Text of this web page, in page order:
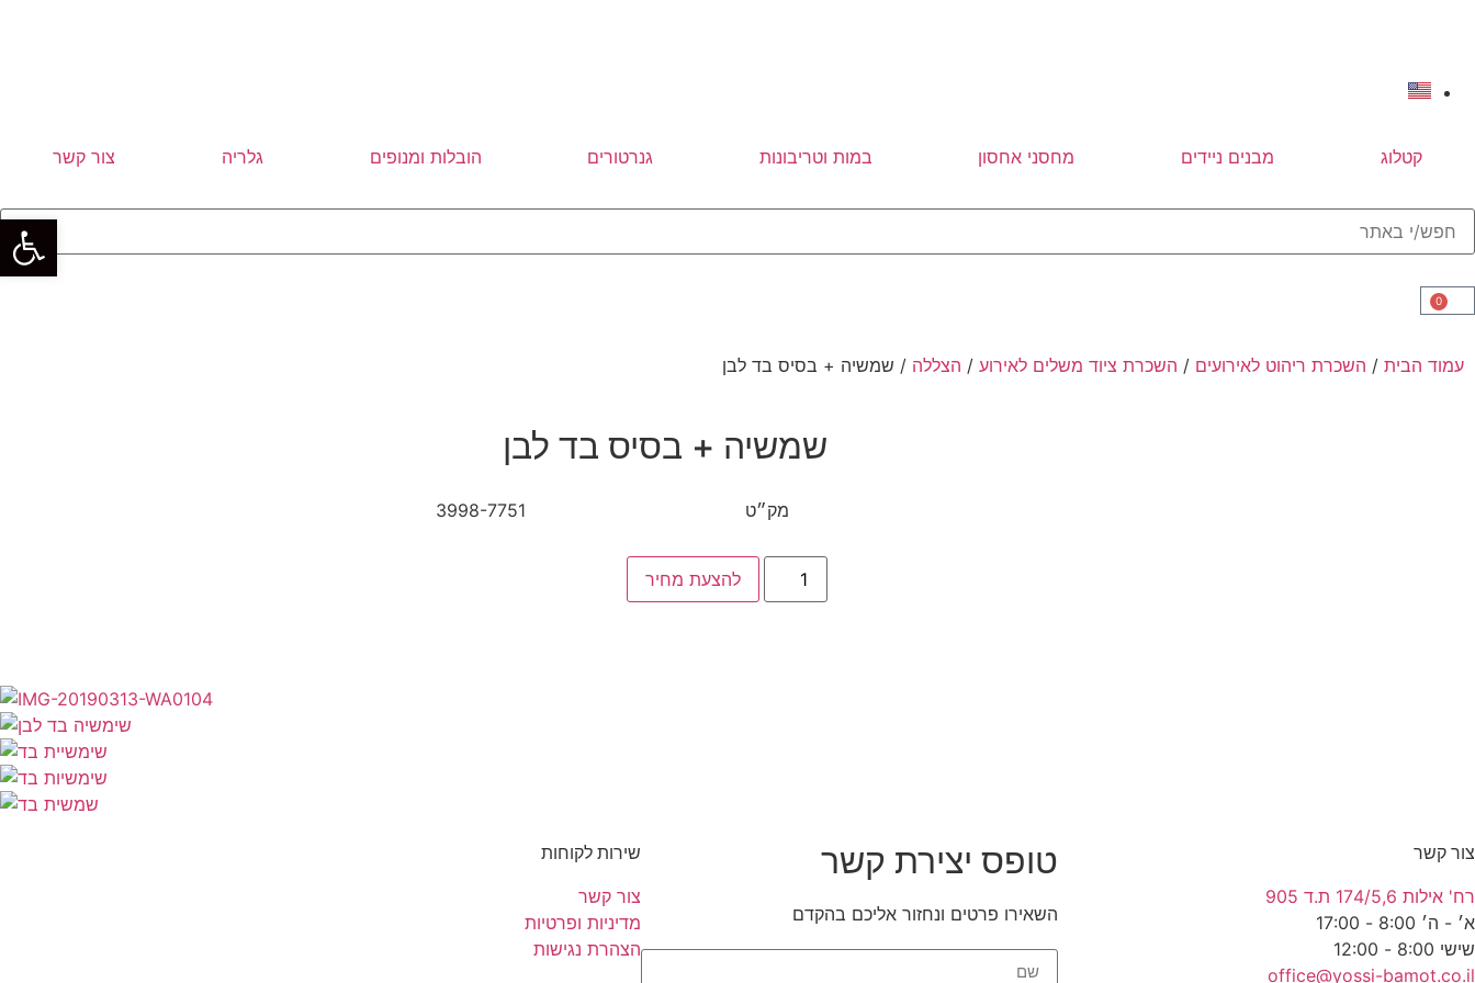
קטלוג מבנים ניידים מחסני אחסון במות וטריבונות גנרטורים הובלות ומנופים גלריה צור קשר
0
עמוד הבית / השכרת ריהוט לאירועים / השכרת ציוד משלים לאירוע / הצללה / שמשיה + בסיס בד לבן
שמשיה + בסיס בד לבן
מק״ט 3998-7751
להצעת מחיר
צור קשר
רח' אילות 174/5,6 ת.ד 905
א׳ - ה׳ 8:00 - 17:00
שישי 8:00 - 12:00
office@yossi-bamot.co.il
טופס יצירת קשר
השאירו פרטים ונחזור אליכם בהקדם
שירות לקוחות
צור קשר
מדיניות ופרטיות
הצהרת נגישות
פתח